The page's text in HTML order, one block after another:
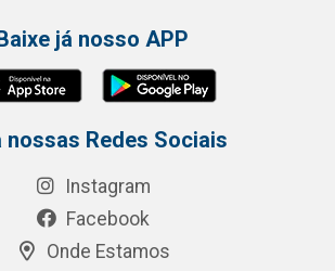
já nosso APP
nossas Redes Sociais
Instagram
Facebook
Onde Estamos